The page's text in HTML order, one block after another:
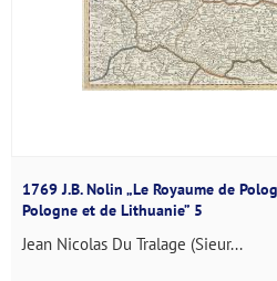
1769 J.B. Nolin „Le Royaume de
Pologne et de Lithuanie” 5
Jean Nicolas Du Tralage (Sieur...